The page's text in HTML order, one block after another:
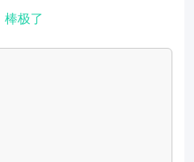
棒极了